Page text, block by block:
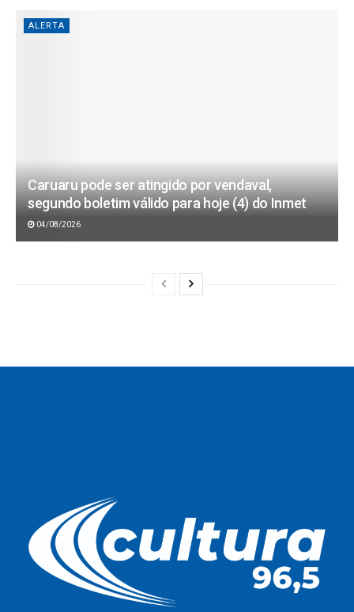
ALERTA
Caruaru pode ser atingido por vendaval,
segundo boletim válido para hoje (4) do Inmet
04/08/2026